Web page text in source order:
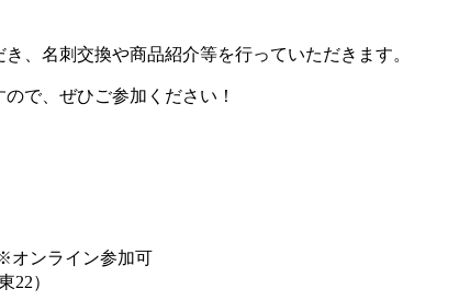
、名刺交換や商品紹介等を行っていただきます。
で、ぜひご参加ください！
オンライン参加可
22）